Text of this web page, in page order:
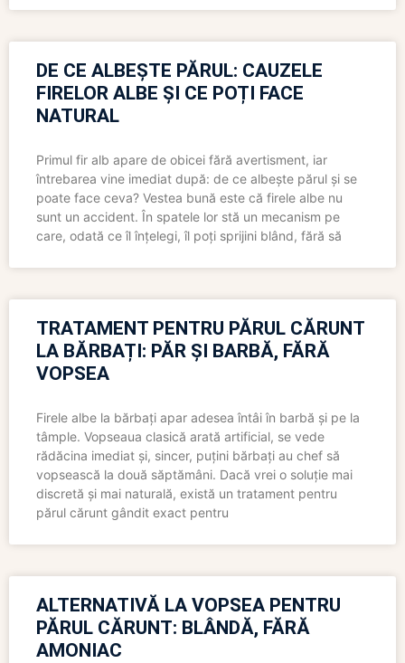
DE CE ALBEȘTE PĂRUL: CAUZELE
FIRELOR ALBE ȘI CE POȚI FACE
NATURAL
Primul fir alb apare de obicei fără avertisment, iar
întrebarea vine imediat după: de ce albește părul și se
poate face ceva? Vestea bună este că firele albe nu
sunt un accident. În spatele lor stă un mecanism pe
care, odată ce îl înțelegi, îl poți sprijini blând, fără să
TRATAMENT PENTRU PĂRUL CĂRUNT
LA BĂRBAȚI: PĂR ȘI BARBĂ, FĂRĂ
VOPSEA
Firele albe la bărbați apar adesea întâi în barbă și pe la
tâmple. Vopseaua clasică arată artificial, se vede
rădăcina imediat și, sincer, puțini bărbați au chef să
vopsească la două săptămâni. Dacă vrei o soluție mai
discretă și mai naturală, există un tratament pentru
părul cărunt gândit exact pentru
ALTERNATIVĂ LA VOPSEA PENTRU
PĂRUL CĂRUNT: BLÂNDĂ, FĂRĂ
AMONIAC